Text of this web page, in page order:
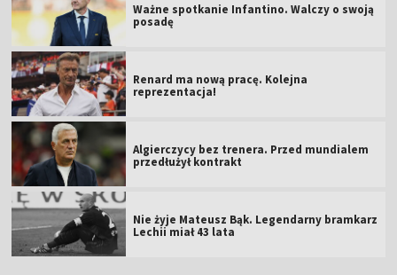
Ważne spotkanie Infantino. Walczy o swoją
posadę
Renard ma nową pracę. Kolejna
reprezentacja!
Algierczycy bez trenera. Przed mundialem
przedłużył kontrakt
Nie żyje Mateusz Bąk. Legendarny bramkarz
Lechii miał 43 lata